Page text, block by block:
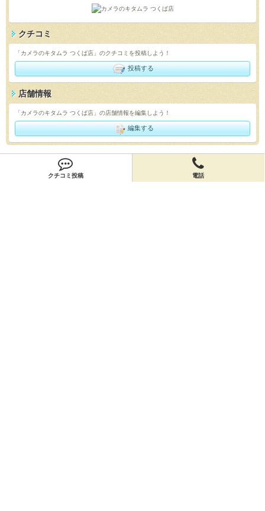
クチコミ投稿 電話
クチコミ
「カメラのキタムラ つくば店」のクチコミを投稿しよう！
投稿する
店舗情報
「カメラのキタムラ つくば店」の店舗情報を編集しよう！
編集する
会員登録
無料会員登録